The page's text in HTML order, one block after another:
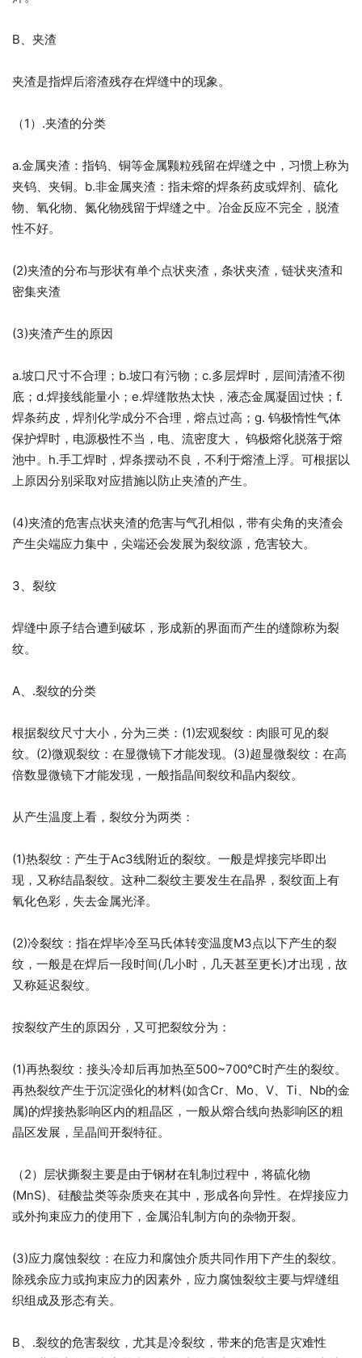
B、夹渣
夹渣是指焊后溶渣残存在焊缝中的现象。
（1）.夹渣的分类
a.金属夹渣：指钨、铜等金属颗粒残留在焊缝之中，习惯上称为
夹钨、夹铜。b.非金属夹渣：指未熔的焊条药皮或焊剂、硫化
物、氧化物、氮化物残留于焊缝之中。冶金反应不完全，脱渣
性不好。
(2)夹渣的分布与形状有单个点状夹渣，条状夹渣，链状夹渣和
密集夹渣
(3)夹渣产生的原因
a.坡口尺寸不合理；b.坡口有污物；c.多层焊时，层间清渣不彻
底；d.焊接线能量小；e.焊缝散热太快，液态金属凝固过快；f.
焊条药皮，焊剂化学成分不合理，熔点过高；g. 钨极惰性气体
保护焊时，电源极性不当，电、流密度大， 钨极熔化脱落于熔
池中。h.手工焊时，焊条摆动不良，不利于熔渣上浮。可根据以
上原因分别采取对应措施以防止夹渣的产生。
(4)夹渣的危害点状夹渣的危害与气孔相似，带有尖角的夹渣会
产生尖端应力集中，尖端还会发展为裂纹源，危害较大。
3、裂纹
焊缝中原子结合遭到破坏，形成新的界面而产生的缝隙称为裂
纹。
A、.裂纹的分类
根据裂纹尺寸大小，分为三类：(1)宏观裂纹：肉眼可见的裂
纹。(2)微观裂纹：在显微镜下才能发现。(3)超显微裂纹：在高
倍数显微镜下才能发现，一般指晶间裂纹和晶内裂纹。
从产生温度上看，裂纹分为两类：
(1)热裂纹：产生于Ac3线附近的裂纹。一般是焊接完毕即出
现，又称结晶裂纹。这种二裂纹主要发生在晶界，裂纹面上有
氧化色彩，失去金属光泽。
(2)冷裂纹：指在焊毕冷至马氏体转变温度M3点以下产生的裂
纹，一般是在焊后一段时间(几小时，几天甚至更长)才出现，故
又称延迟裂纹。
按裂纹产生的原因分，又可把裂纹分为：
(1)再热裂纹：接头冷却后再加热至500~700℃时产生的裂纹。
再热裂纹产生于沉淀强化的材料(如含Cr、Mo、V、Ti、Nb的金
属)的焊接热影响区内的粗晶区，一般从熔合线向热影响区的粗
晶区发展，呈晶间开裂特征。
（2）层状撕裂主要是由于钢材在轧制过程中，将硫化物
(MnS)、硅酸盐类等杂质夹在其中，形成各向异性。在焊接应力
或外拘束应力的使用下，金属沿轧制方向的杂物开裂。
(3)应力腐蚀裂纹：在应力和腐蚀介质共同作用下产生的裂纹。
除残余应力或拘束应力的因素外，应力腐蚀裂纹主要与焊缝组
织组成及形态有关。
B、.裂纹的危害裂纹，尤其是冷裂纹，带来的危害是灾难性